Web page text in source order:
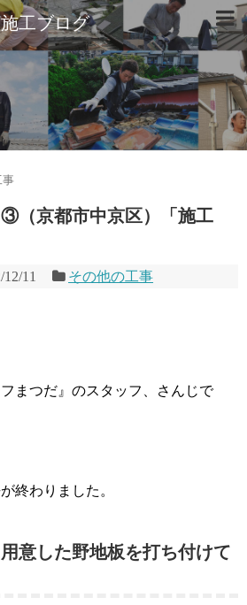
工ブログ
事
京都市中京区）「施工
12/11 その他の工事
まつだ』のスタッフ、さんじで
終わりました。
意した野地板を打ち付けて